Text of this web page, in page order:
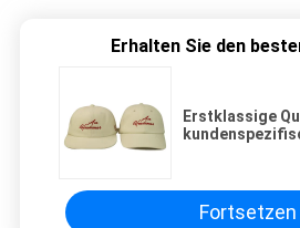
Erhalten Sie den
Erstklassige
Fortsetzen